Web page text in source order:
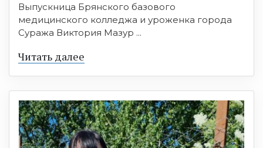
Выпускница Брянского базового
медицинского колледжа и уроженка города
Суража Виктория Мазур ...
Читать далее